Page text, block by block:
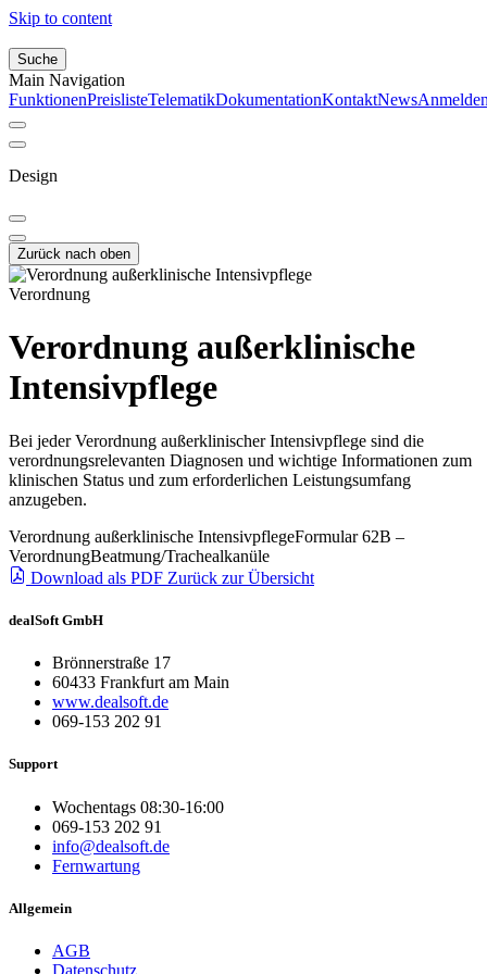
Skip to content
Suche
Main Navigation
FunktionenPreislisteTelematikDokumentationKontaktNews
Design
Zurück nach oben
Verordnung
Verordnung außerklinische
Intensivpflege
Bei jeder Verordnung außerklinischer Intensivpflege sind die
verordnungsrelevanten Diagnosen und wichtige Informationen zum
klinischen Status und zum erforderlichen Leistungsumfang
anzugeben.
Verordnung außerklinische IntensivpflegeFormular 62B –
VerordnungBeatmung/Trachealkanüle
Download als PDF Zurück zur Übersicht
dealSoft GmbH
Brönnerstraße 17
60433 Frankfurt am Main
www.dealsoft.de
069-153 202 91
Support
Wochentags 08:30-16:00
069-153 202 91
info@dealsoft.de
Fernwartung
Allgemein
AGB
Datenschutz